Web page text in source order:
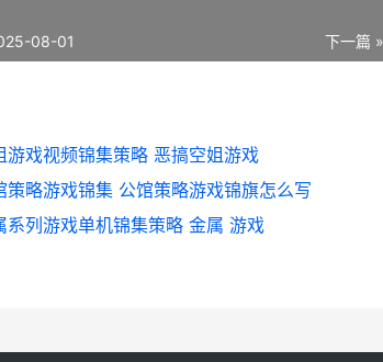
下一篇 »
08-01
游戏视频锦集策略 恶搞空姐游戏
策略游戏锦集 公馆策略游戏锦旗怎么写
系列游戏单机锦集策略 金属 游戏